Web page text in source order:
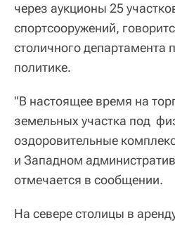
через аукционы 25
спортсооружений,
столичного департамента
политике.
"В настоящее время на
земельных участка под
оздоровительные
и Западном
отмечается в сообщении.
На севере столицы в